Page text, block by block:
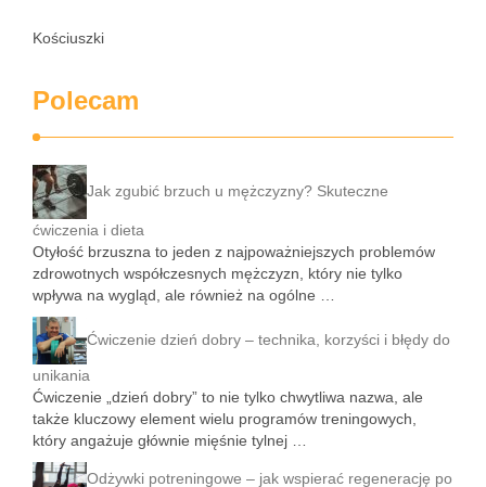
Kościuszki
Polecam
Jak zgubić brzuch u mężczyzny? Skuteczne
ćwiczenia i dieta
Otyłość brzuszna to jeden z najpoważniejszych problemów
zdrowotnych współczesnych mężczyzn, który nie tylko
wpływa na wygląd, ale również na ogólne …
Ćwiczenie dzień dobry – technika, korzyści i błędy do
unikania
Ćwiczenie „dzień dobry” to nie tylko chwytliwa nazwa, ale
także kluczowy element wielu programów treningowych,
który angażuje głównie mięśnie tylnej …
Odżywki potreningowe – jak wspierać regenerację po